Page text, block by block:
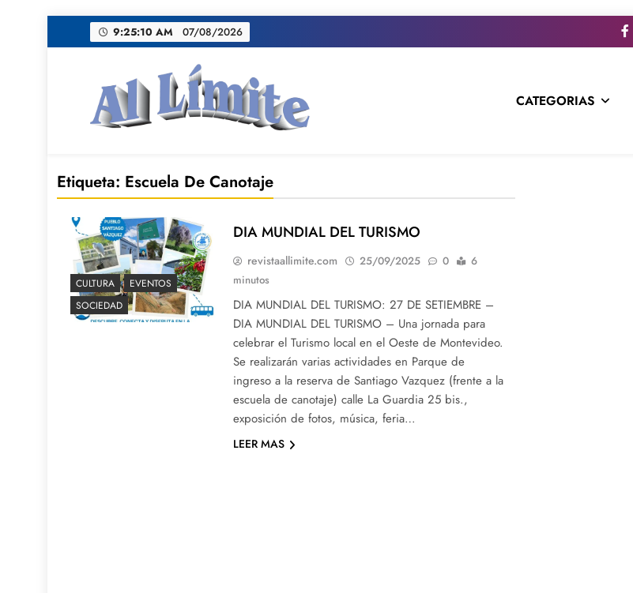
al
9:25:11 AM 07/08/2026
CATEGORIAS
Etiqueta: Escuela De Canotaje
CULTURA
EVENTOS
SOCIEDAD
DIA MUNDIAL DEL TURISMO
revistaallimite.com 25/09/2025 0
6
minutos
DIA MUNDIAL DEL TURISMO: 27 DE SETIEMBRE –
DIA MUNDIAL DEL TURISMO – Una jornada para
celebrar el Turismo local en el Oeste de Montevideo.
Se realizarán varias actividades en Parque de
ingreso a la reserva de Santiago Vazquez (frente a la
escuela de canotaje) calle La Guardia 25 bis.,
exposición de fotos, música, feria…
LEER MAS